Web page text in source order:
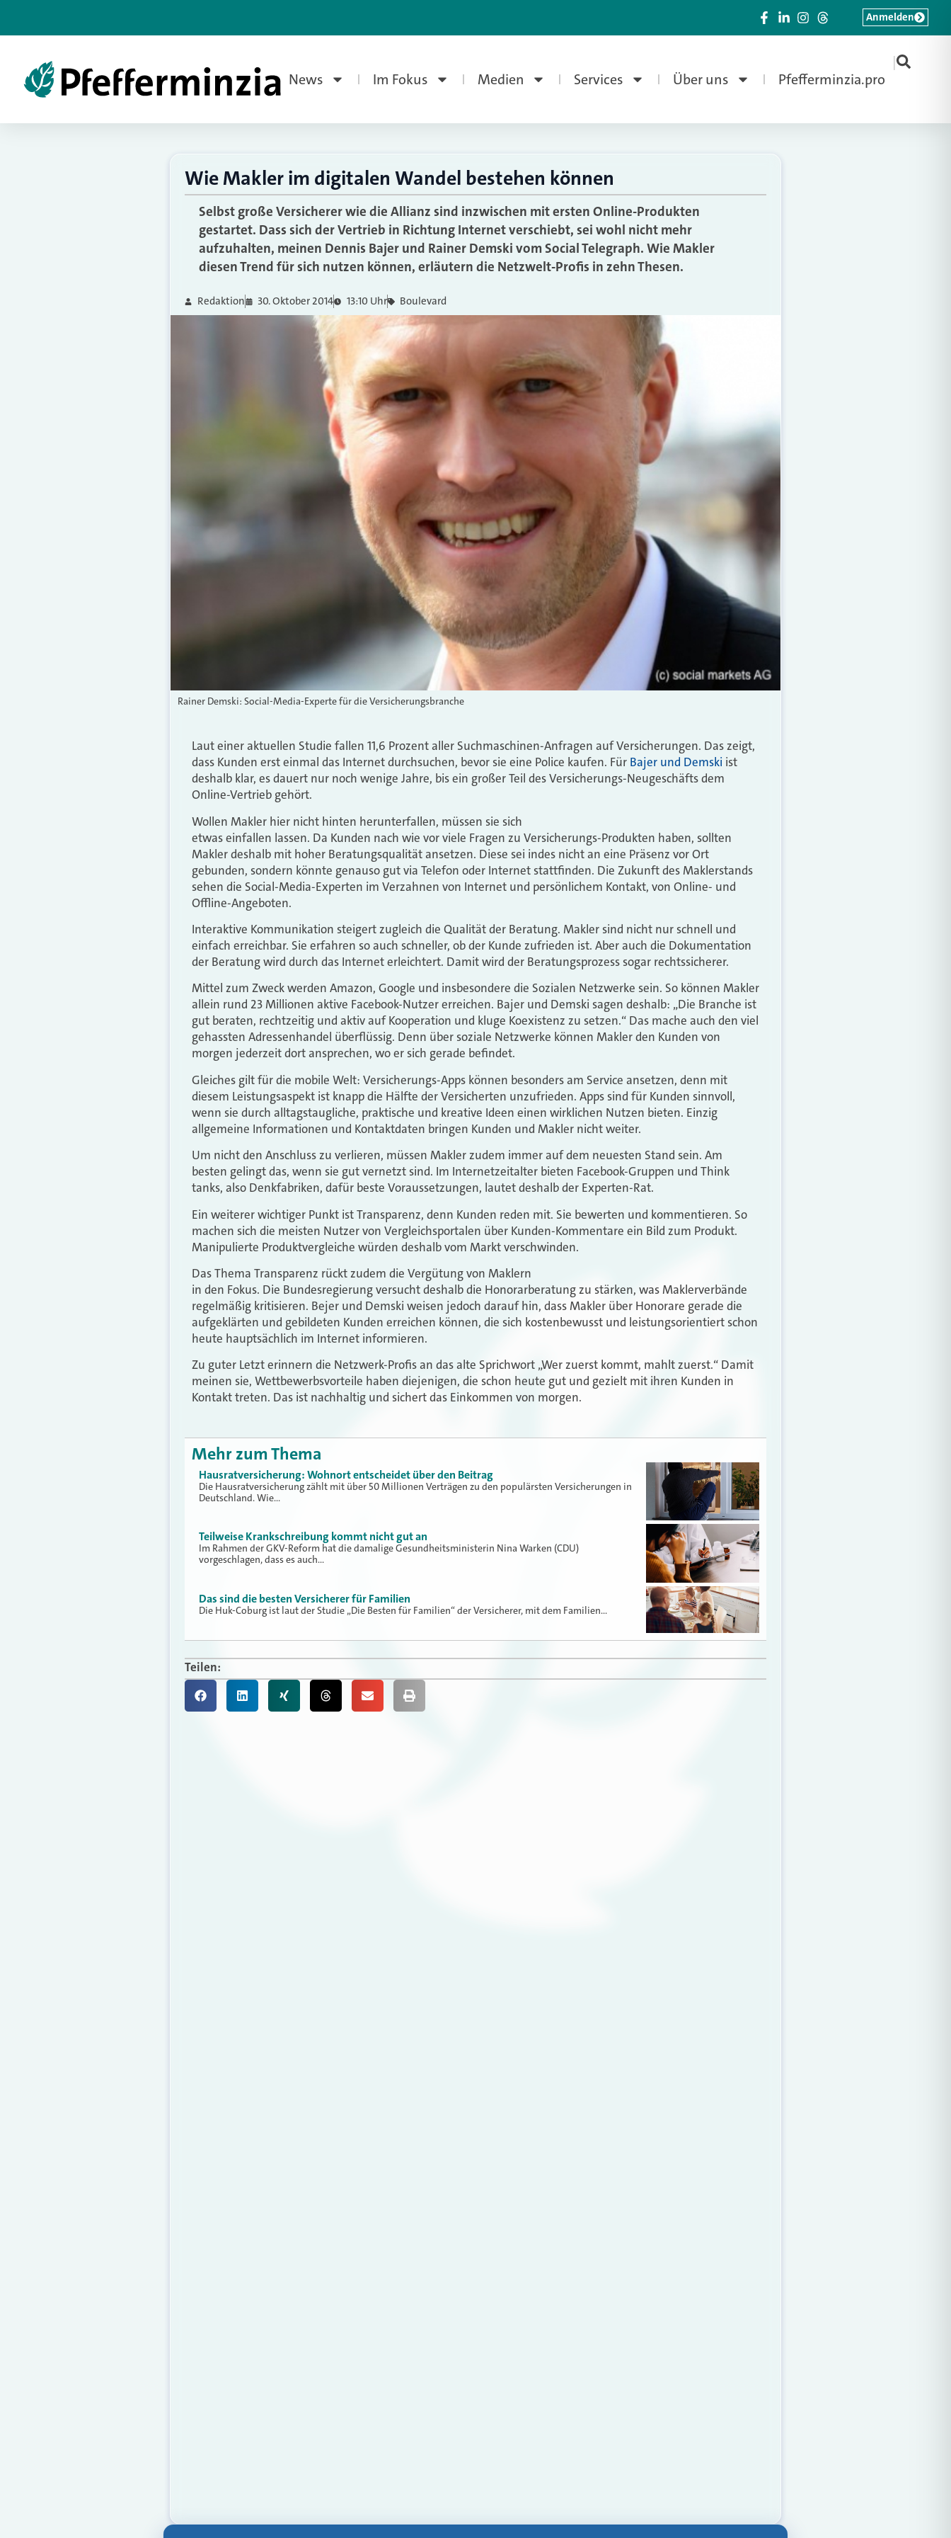
News Im Fokus Medien Services Über uns Pfefferminzia.pro
|
Anmelden
Wie Makler im digitalen Wandel bestehen können
Selbst große Versicherer wie die Allianz sind inzwischen mit ersten Online-Produkten
gestartet. Dass sich der Vertrieb in Richtung Internet verschiebt, sei wohl nicht mehr
aufzuhalten, meinen Dennis Bajer und Rainer Demski vom Social Telegraph. Wie Makler
diesen Trend für sich nutzen können, erläutern die Netzwelt-Profis in zehn Thesen.
Redaktion 30. Oktober 2014 13:10 Uhr Boulevard
Rainer Demski: Social-Media-Experte für die Versicherungsbranche
Laut einer aktuellen Studie fallen 11,6 Prozent aller Suchmaschinen-Anfragen auf Versicherungen. Das zeigt,
dass Kunden erst einmal das Internet durchsuchen, bevor sie eine Police kaufen. Für Bajer und Demski ist
deshalb klar, es dauert nur noch wenige Jahre, bis ein großer Teil des Versicherungs-Neugeschäfts dem
Online-Vertrieb gehört.
Wollen Makler hier nicht hinten herunterfallen, müssen sie sich
etwas einfallen lassen. Da Kunden nach wie vor viele Fragen zu Versicherungs-Produkten haben, sollten
Makler deshalb mit hoher Beratungsqualität ansetzen. Diese sei indes nicht an eine Präsenz vor Ort
gebunden, sondern könnte genauso gut via Telefon oder Internet stattfinden. Die Zukunft des Maklerstands
sehen die Social-Media-Experten im Verzahnen von Internet und persönlichem Kontakt, von Online- und
Offline-Angeboten.
Interaktive Kommunikation steigert zugleich die Qualität der Beratung. Makler sind nicht nur schnell und
einfach erreichbar. Sie erfahren so auch schneller, ob der Kunde zufrieden ist. Aber auch die Dokumentation
der Beratung wird durch das Internet erleichtert. Damit wird der Beratungsprozess sogar rechtssicherer.
Mittel zum Zweck werden Amazon, Google und insbesondere die Sozialen Netzwerke sein. So können Makler
allein rund 23 Millionen aktive Facebook-Nutzer erreichen. Bajer und Demski sagen deshalb: „Die Branche ist
gut beraten, rechtzeitig und aktiv auf Kooperation und kluge Koexistenz zu setzen.“ Das mache auch den viel
gehassten Adressenhandel überflüssig. Denn über soziale Netzwerke können Makler den Kunden von
morgen jederzeit dort ansprechen, wo er sich gerade befindet.
Gleiches gilt für die mobile Welt: Versicherungs-Apps können besonders am Service ansetzen, denn mit
diesem Leistungsaspekt ist knapp die Hälfte der Versicherten unzufrieden. Apps sind für Kunden sinnvoll,
wenn sie durch alltagstaugliche, praktische und kreative Ideen einen wirklichen Nutzen bieten. Einzig
allgemeine Informationen und Kontaktdaten bringen Kunden und Makler nicht weiter.
Um nicht den Anschluss zu verlieren, müssen Makler zudem immer auf dem neuesten Stand sein. Am
besten gelingt das, wenn sie gut vernetzt sind. Im Internetzeitalter bieten Facebook-Gruppen und Think
tanks, also Denkfabriken, dafür beste Voraussetzungen, lautet deshalb der Experten-Rat.
Ein weiterer wichtiger Punkt ist Transparenz, denn Kunden reden mit. Sie bewerten und kommentieren. So
machen sich die meisten Nutzer von Vergleichsportalen über Kunden-Kommentare ein Bild zum Produkt.
Manipulierte Produktvergleiche würden deshalb vom Markt verschwinden.
Das Thema Transparenz rückt zudem die Vergütung von Maklern
in den Fokus. Die Bundesregierung versucht deshalb die Honorarberatung zu stärken, was Maklerverbände
regelmäßig kritisieren. Bejer und Demski weisen jedoch darauf hin, dass Makler über Honorare gerade die
aufgeklärten und gebildeten Kunden erreichen können, die sich kostenbewusst und leistungsorientiert schon
heute hauptsächlich im Internet informieren.
Zu guter Letzt erinnern die Netzwerk-Profis an das alte Sprichwort „Wer zuerst kommt, mahlt zuerst.“ Damit
meinen sie, Wettbewerbsvorteile haben diejenigen, die schon heute gut und gezielt mit ihren Kunden in
Kontakt treten. Das ist nachhaltig und sichert das Einkommen von morgen.
Mehr zum Thema
Hausratversicherung: Wohnort entscheidet über den Beitrag
Die Hausratversicherung zählt mit über 50 Millionen Verträgen zu den populärsten Versicherungen in
Deutschland. Wie…
Teilweise Krankschreibung kommt nicht gut an
Im Rahmen der GKV-Reform hat die damalige Gesundheitsministerin Nina Warken (CDU)
vorgeschlagen, dass es auch…
Das sind die besten Versicherer für Familien
Die Huk-Coburg ist laut der Studie „Die Besten für Familien“ der Versicherer, mit dem Familien…
Teilen: